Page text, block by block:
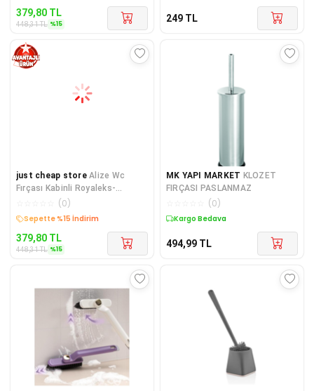
379,80 TL
448,31TL %15 249 TL
just cheap store Alize Wc
Fırçası Kabinli Royaleks-
(0)
Sepette %15 İndirim
379,80 TL
448,31TL %15
MK YAPI MARKET KLOZET
FIRÇASI PASLANMAZ
(0)
Kargo Bedava
494,99 TL